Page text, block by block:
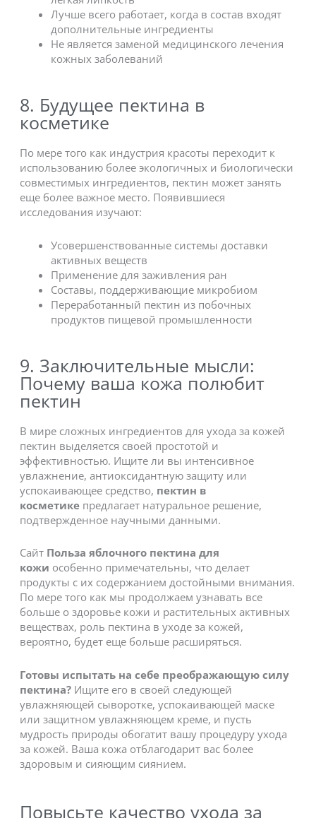
Лучше всего работает, когда в состав входят
дополнительные ингредиенты
Не является заменой медицинского лечения
кожных заболеваний
8. Будущее пектина в
косметике
По мере того как индустрия красоты переходит к
использованию более экологичных и биологически
совместимых ингредиентов, пектин может занять
еще более важное место. Появившиеся
исследования изучают:
Усовершенствованные системы доставки
активных веществ
Применение для заживления ран
Составы, поддерживающие микробиом
Переработанный пектин из побочных
продуктов пищевой промышленности
9. Заключительные мысли:
Почему ваша кожа полюбит
пектин
В мире сложных ингредиентов для ухода за кожей
пектин выделяется своей простотой и
эффективностью. Ищите ли вы интенсивное
увлажнение, антиоксидантную защиту или
успокаивающее средство, пектин в
косметикепредлагает натуральное решение,
подтвержденное научными данными.
Сайт Польза яблочного пектина для
кожи особенно примечательны, что делает
продукты с их содержанием достойными внимания.
По мере того как мы продолжаем узнавать все
больше о здоровье кожи и растительных активных
веществах, роль пектина в уходе за кожей,
вероятно, будет еще больше расширяться.
Готовы испытать на себе преображающую силу
пектина?Ищите его в своей следующей
увлажняющей сыворотке, успокаивающей маске
или защитном увлажняющем креме, и пусть
мудрость природы обогатит вашу процедуру ухода
за кожей. Ваша кожа отблагодарит вас более
здоровым и сияющим сиянием.
Повысьте качество ухода за